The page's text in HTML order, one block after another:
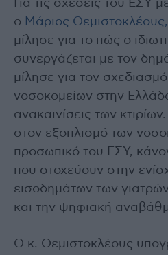
Για τις σχέσεις του ΕΣΥ
ο Μάριος Θεμιστοκλέους,
μίλησε για το πώς ο
συνεργάζεται με τον
μίλησε για τον
νοσοκομείων στην
ανακαινίσεις των
στον εξοπλισμό των
προσωπικό του ΕΣΥ,
που στοχεύουν στην
εισοδημάτων των
και την ψηφιακή
Ο κ. Θεμιστοκλέους